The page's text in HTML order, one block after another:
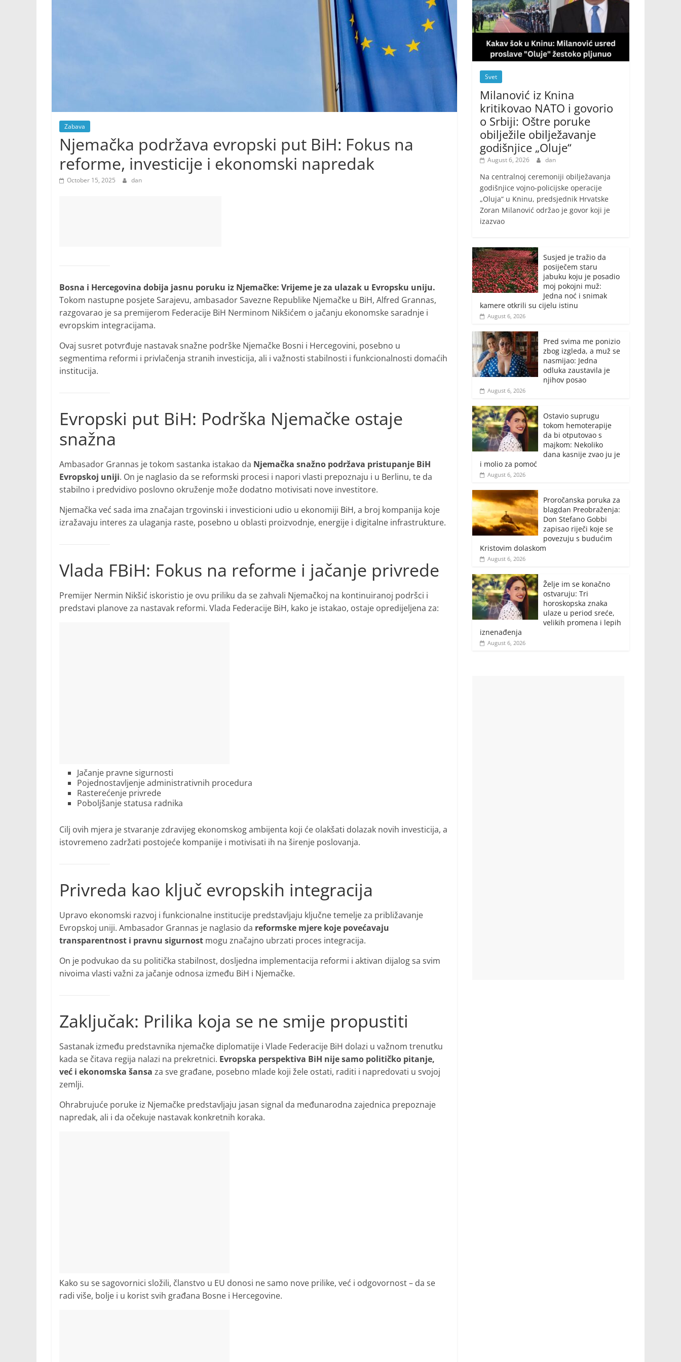
Zabava
Njemačka podržava evropski put BiH: Fokus na
reforme, investicije i ekonomski napredak
October 15, 2025 dan
Bosna i Hercegovina dobija jasnu poruku iz Njemačke: Vrijeme je za ulazak u Evropsku uniju.
Tokom nastupne posjete Sarajevu, ambasador Savezne Republike Njemačke u BiH, Alfred Grannas,
razgovarao je sa premijerom Federacije BiH Nerminom Nikšićem o jačanju ekonomske saradnje i
evropskim integracijama.
Ovaj susret potvrđuje nastavak snažne podrške Njemačke Bosni i Hercegovini, posebno u
segmentima reformi i privlačenja stranih investicija, ali i važnosti stabilnosti i funkcionalnosti domaćih
institucija.
Evropski put BiH: Podrška Njemačke ostaje
snažna
Ambasador Grannas je tokom sastanka istakao da Njemačka snažno podržava pristupanje BiH
Evropskoj uniji. On je naglasio da se reformski procesi i napori vlasti prepoznaju i u Berlinu, te da
stabilno i predvidivo poslovno okruženje može dodatno motivisati nove investitore.
Njemačka već sada ima značajan trgovinski i investicioni udio u ekonomiji BiH, a broj kompanija koje
izražavaju interes za ulaganja raste, posebno u oblasti proizvodnje, energije i digitalne infrastrukture.
Vlada FBiH: Fokus na reforme i jačanje privrede
Premijer Nermin Nikšić iskoristio je ovu priliku da se zahvali Njemačkoj na kontinuiranoj podršci i
predstavi planove za nastavak reformi. Vlada Federacije BiH, kako je istakao, ostaje opredijeljena za:
Jačanje pravne sigurnosti
Pojednostavljenje administrativnih procedura
Rasterećenje privrede
Poboljšanje statusa radnika
Cilj ovih mjera je stvaranje zdravijeg ekonomskog ambijenta koji će olakšati dolazak novih investicija, a
istovremeno zadržati postojeće kompanije i motivisati ih na širenje poslovanja.
Privreda kao ključ evropskih integracija
Upravo ekonomski razvoj i funkcionalne institucije predstavljaju ključne temelje za približavanje
Evropskoj uniji. Ambasador Grannas je naglasio da reformske mjere koje povećavaju
transparentnost i pravnu sigurnost mogu značajno ubrzati proces integracija.
On je podvukao da su politička stabilnost, dosljedna implementacija reformi i aktivan dijalog sa svim
nivoima vlasti važni za jačanje odnosa između BiH i Njemačke.
Zaključak: Prilika koja se ne smije propustiti
Sastanak između predstavnika njemačke diplomatije i Vlade Federacije BiH dolazi u važnom trenutku
kada se čitava regija nalazi na prekretnici. Evropska perspektiva BiH nije samo političko pitanje,
već i ekonomska šansa za sve građane, posebno mlade koji žele ostati, raditi i napredovati u svojoj
zemlji.
Ohrabrujuće poruke iz Njemačke predstavljaju jasan signal da međunarodna zajednica prepoznaje
napredak, ali i da očekuje nastavak konkretnih koraka.
Kako su se sagovornici složili, članstvo u EU donosi ne samo nove prilike, već i odgovornost – da se
radi više, bolje i u korist svih građana Bosne i Hercegovine.
Svet
Milanović iz Knina
kritikovao NATO i govorio
o Srbiji: Oštre poruke
obilježile obilježavanje
godišnjice „Oluje“
August 6, 2026 dan
Na centralnoj ceremoniji obilježavanja
godišnjice vojno-policijske operacije
„Oluja“ u Kninu, predsjednik Hrvatske
Zoran Milanović održao je govor koji je
izazvao
Susjed je tražio da
posiječem staru
jabuku koju je posadio
moj pokojni muž:
Jedna noć i snimak
kamere otkrili su cijelu istinu
August 6, 2026
Pred svima me ponizio
zbog izgleda, a muž se
nasmijao: Jedna
odluka zaustavila je
njihov posao
August 6, 2026
Ostavio suprugu
tokom hemoterapije
da bi otputovao s
majkom: Nekoliko
dana kasnije zvao ju je
i molio za pomoć
August 6, 2026
Proročanska poruka za
blagdan Preobraženja:
Don Stefano Gobbi
zapisao riječi koje se
povezuju s budućim
Kristovim dolaskom
August 6, 2026
Želje im se konačno
ostvaruju: Tri
horoskopska znaka
ulaze u period sreće,
velikih promena i lepih
iznenađenja
August 6, 2026